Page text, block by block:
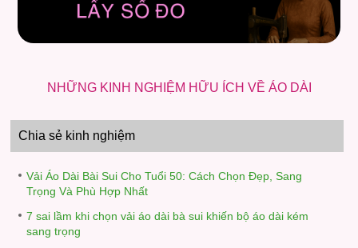
NHỮNG KINH NGHIỆM HỮU ÍCH VỀ ÁO DÀI
Chia sẻ kinh nghiệm
Vải Áo Dài Bài Sui Cho Tuổi 50: Cách Chọn Đẹp, Sang
Trọng Và Phù Hợp Nhất
7 sai lầm khi chọn vải áo dài bà sui khiến bộ áo dài kém
sang trọng